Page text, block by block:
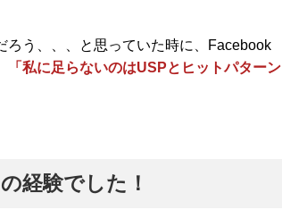
ろう、、、と思っていた時に、Facebook
「私に足らないのはUSPとヒットパターン
経験でした！